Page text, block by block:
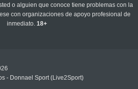
o alguien que conoce tiene problemas con la
con organizaciones de apoyo profesional de
inmediato.18+
- Donnael Sport (Live2Sport)